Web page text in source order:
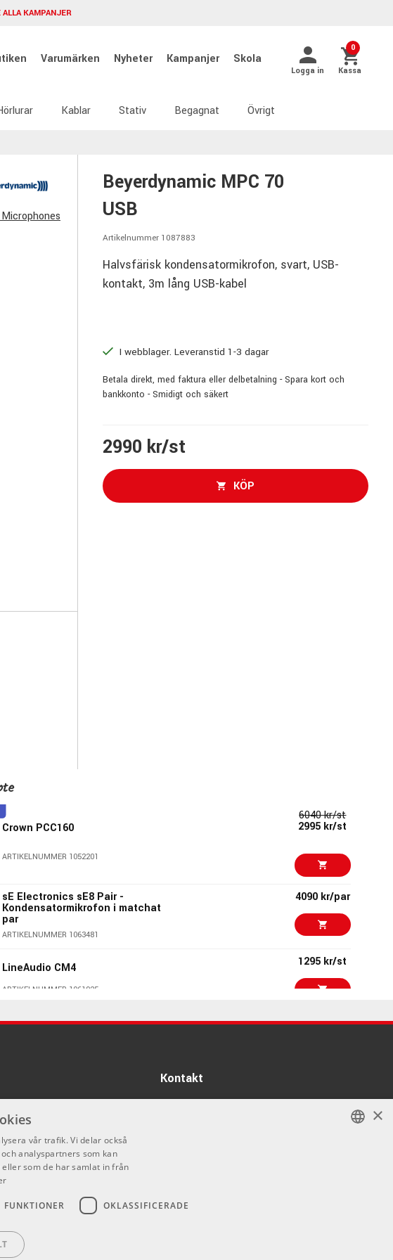
KAMPANJER
Varumärken Nyheter Kampanjer Skola
Logga in
0
Kassa
Kablar Stativ Begagnat Övrigt
Beyerdynamic MPC 70
USB
Artikelnummer 1087883
Halvsfärisk kondensatormikrofon, svart, USB-
kontakt, 3m lång USB-kabel
I webblager. Leveranstid 1-3 dagar
Betala direkt, med faktura eller delbetalning - Spara kort och
bankkonto - Smidigt och säkert
2990 kr/st
KÖP
Crown PCC160
ARTIKELNUMMER 1052201
6040 kr/st
2995 kr/st
sE Electronics sE8 Pair -
Kondensatormikrofon i matchat
par
ARTIKELNUMMER 1063481
4090 kr/par
LineAudio CM4
ARTIKELNUMMER 1061925
1295 kr/st
Austrian Audio OC818 Dual Set Go 18390 kr/par
Squier Classic Vibe 60 Jazzmaster
Lrl 3 Color Sunburst
ARTIKELNUMMER 1060183
Beyerdynamic M 201 (2023)
ARTIKELNUMMER 1082307
Beyerdynamic DT 990 PRO
ARTIKELNUMMER 1010866
Kontakt
Helgdagar
×
vår trafik. Vi delar också
analyspartners som kan
som de har samlat in från
FUNKTIONER OKLASSIFICERADE